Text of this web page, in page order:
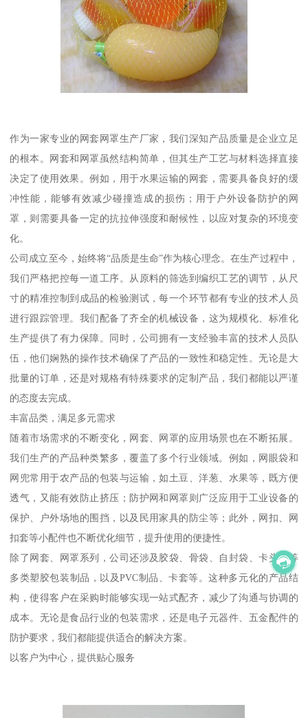
作为一家专业的网套网罩生产厂家，我们深知产品质量是企业立足
的根本。网套和网罩虽然结构简单，但其生产工艺与材料选择直接
决定了使用效果。例如，用于水果运输的网套，需要具备良好的缓
冲性能，能够有效减少碰撞造成的损伤；用于户外设备防护的网
罩，则需要具备一定的抗拉伸强度和耐候性，以应对复杂的环境变
化。
公司成立至今，始终将“品质是生命”作为核心理念。在生产过程中，
我们严格把控每一道工序。从原料的筛选到编织工艺的调节，从尺
寸的精准控制到成品的检验测试，每一个环节都有专业的技术人员
进行跟踪管理。我们配备了齐全的机械设备，这为规模化、标准化
生产提供了有力保障。同时，公司拥有一支经验丰富的技术人员队
伍，他们娴熟的操作技术确保了产品的一致性和稳定性。无论是大
批量的订单，还是对规格有特殊要求的定制产品，我们都能以严谨
的态度去完成。
丰富品类，满足多元需求
随着市场需求的不断变化，网套、网罩的应用场景也在不断拓展。
我们生产的产品种类繁多，覆盖了多个行业领域。例如，网眼袋和
网兜常用于农产品的包装与运输，如土豆、洋葱、水果等，既方便
透气，又能有效防止挤压；防护网和网罩则广泛应用于工业设备的
保护、户外场地的围挡，以及民用家具的防尘等；此外，网扣、网
扣套等小配件也不断优化细节，提升使用的便捷性。
除了网套、网罩系列，公司还涉及胶袋、骨袋、自封袋、卡头袋等
多类塑胶包装制品，以及PVC制品、卡套等。这种多元化的产品结
构，使得客户在采购时能够实现一站式配齐，减少了沟通与协调的
成本。无论是食品行业的包装需求，还是电子元器件、五金配件的
防护要求，我们都能提供适合的解决方案。
以客户为中心，提供贴心服务